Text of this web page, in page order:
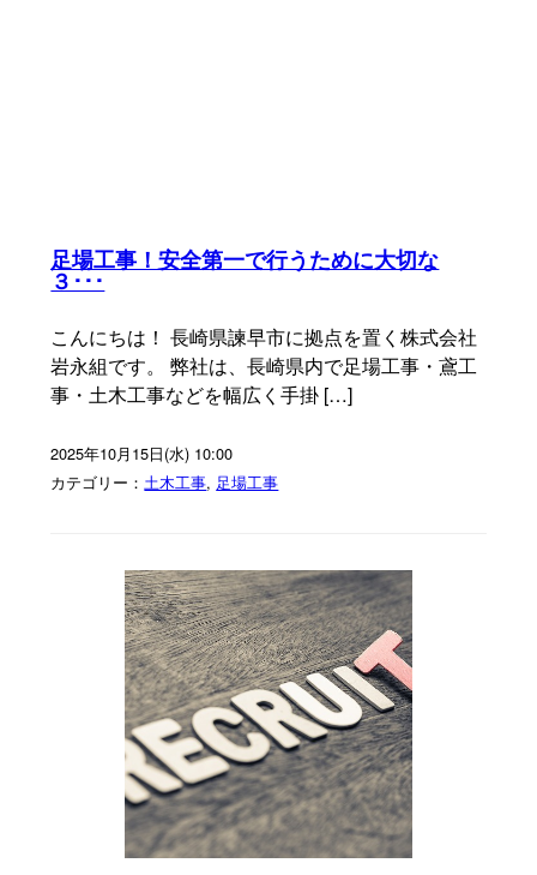
足場工事！安全第一で行うために大切な
３･･･
こんにちは！ 長崎県諫早市に拠点を置く株式会社
岩永組です。 弊社は、長崎県内で足場工事・鳶工
事・土木工事などを幅広く手掛 […]
2025年10月15日(水) 10:00
カテゴリー：土木工事, 足場工事